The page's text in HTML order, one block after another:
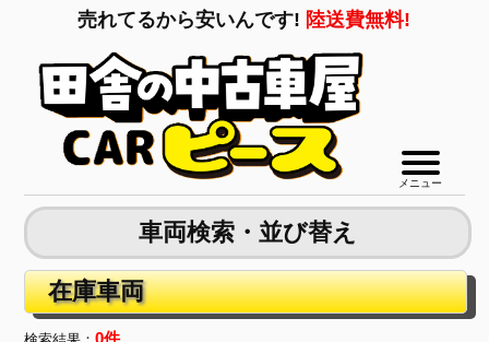
売れてるから安いんです! 陸送費無料!
メニュー
車両検索・並び替え
在庫車両